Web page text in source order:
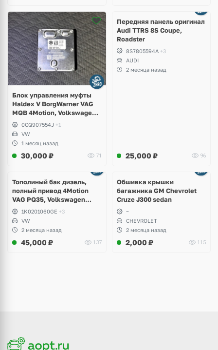
Блок управления муфты
Haldex V BorgWarner VAG
MQB 4Motion, Volkswagen
Tiguan
0CQ907554J +1
VW
1 месяц назад
30,000 ₽ 71
2 фото
Передняя панель оригинал
Audi TTRS 8S Coupe,
Roadster
8S7805594A +3
AUDI
2 месяца назад
25,000 ₽ 96
Тополиный бак дизель,
полный привод 4Motion
VAG PQ35, Volkswagen
Scirocco, Golf V, VI, Skoda
Yeti, Octavia A5, Superb,
Audi A3, Seat Altea
1K0201060GE +3
VW
2 месяца назад
45,000 ₽ 137
Обшивка крышки
багажника GM Chevrolet
Cruze J300 sedan
~
CHEVROLET
2 месяца назад
2,000 ₽ 115